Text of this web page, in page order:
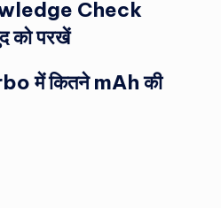
Check
को परखें
में कितने mAh की